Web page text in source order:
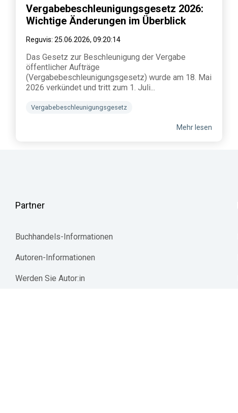
Vergabebeschleunigungsgesetz 2026:
Wichtige Änderungen im Überblick
Reguvis: 25.06.2026, 09:20:14
Das Gesetz zur Beschleunigung der Vergabe
öffentlicher Aufträge
(Vergabebeschleunigungsgesetz) wurde am 18. Mai
2026 verkündet und tritt zum 1. Juli...
Vergabebeschleunigungsgesetz
Mehr lesen
Partner
Buchhandels-Informationen
Autoren-Informationen
Werden Sie Autor:in